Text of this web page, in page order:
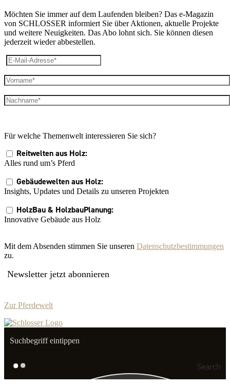
Möchten Sie immer auf dem Laufenden bleiben? Das e-Magazin
von SCHLOSSER informiert Sie über Aktionen, aktuelle Projekte
und weitere Neuigkeiten. Das Abo lohnt sich. Sie können diesen
jederzeit wieder abbestellen.
Für welche Themenwelt interessieren Sie sich?
Reitwelten aus Holz:
Alles rund um’s Pferd
Gebäudewelten aus Holz:
Insights, Updates und Details zu unseren Projekten
HolzBau & HolzbauPlanung:
Innovative Gebäude aus Holz
Mit dem Absenden stimmen Sie unseren Datenschutzbestimmungen
zu.
Newsletter jetzt abonnieren
Zur Pferdewelt
Search